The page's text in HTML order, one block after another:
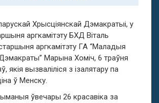
Хрысціянскай Дэмакратыі, у
аргкамітэту БХД Віталь
аргкамітэту ГА “Маладыя
Марына Хоміч, 6 траўня
якія вызваліліся з ізалятару па
ў Менску.
ўвечары 26 красавіка за